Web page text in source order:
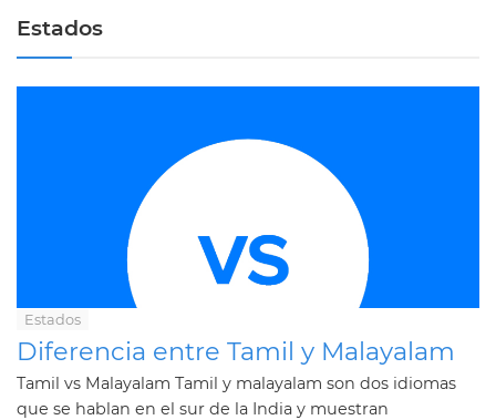
Estados
Estados
Diferencia entre Tamil y Malayalam
Tamil vs Malayalam Tamil y malayalam son dos idiomas
que se hablan en el sur de la India y muestran